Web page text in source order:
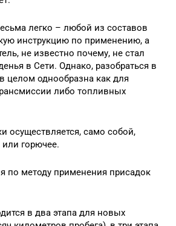
легко – любой из составов
инструкцию по применению, а
не известно почему, не стал
в Сети. Однако, разобраться в
целом однообразна как для
либо топливных
осуществляется, само собой,
горючее.
по методу применения присадок
в два этапа для новых